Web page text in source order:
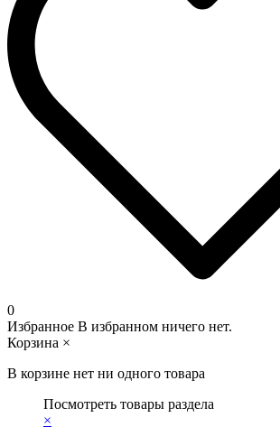
0
Избранное В избранном ничего нет.
Корзина ×
В корзине нет ни одного товара
Посмотреть товары раздела
×